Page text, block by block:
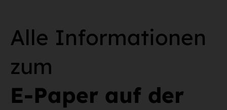
Alle Informationen
zum
E-Paper auf der